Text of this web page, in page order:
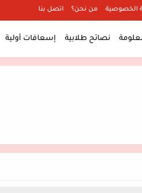
الخصوصية من نحن؟ اتصل بنا
نصائح طلابية إسعافات أولية